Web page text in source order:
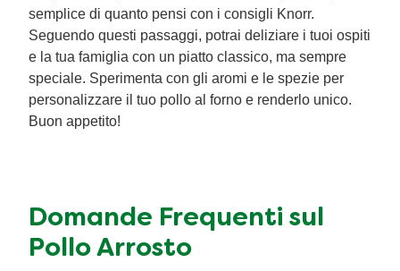
semplice di quanto pensi con i consigli Knorr.
Seguendo questi passaggi, potrai deliziare i tuoi ospiti
e la tua famiglia con un piatto classico, ma sempre
speciale. Sperimenta con gli aromi e le spezie per
personalizzare il tuo pollo al forno e renderlo unico.
Buon appetito!
Domande Frequenti sul
Pollo Arrosto